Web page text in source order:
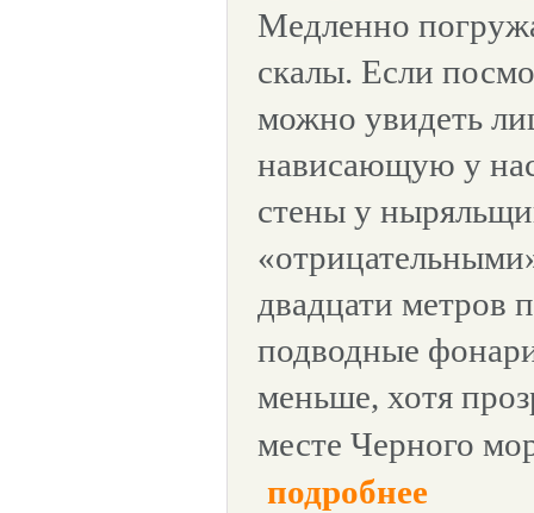
Медленно
скалы. Если
можно увидеть
нависающую у
стены у
двадцати метров
подводные
меньше, хотя
месте Черного
подробнее